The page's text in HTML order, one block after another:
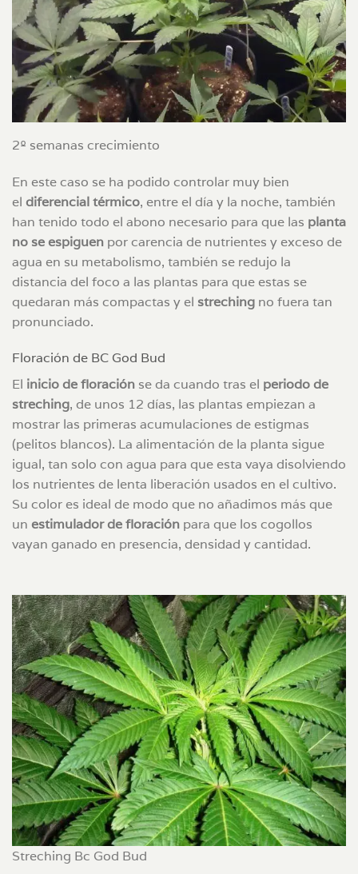
2º semanas crecimiento
En este caso se ha podido controlar muy bien
el diferencial térmico, entre el día y la noche, también
han tenido todo el abono necesario para que las planta
no se espiguen por carencia de nutrientes y exceso de
agua en su metabolismo, también se redujo la
distancia del foco a las plantas para que estas se
quedaran más compactas y el streching no fuera tan
pronunciado.
Floración de BC God Bud
El inicio de floración se da cuando tras el periodo de
streching, de unos 12 días, las plantas empiezan a
mostrar las primeras acumulaciones de estigmas
(pelitos blancos). La alimentación de la planta sigue
igual, tan solo con agua para que esta vaya disolviendo
los nutrientes de lenta liberación usados en el cultivo.
Su color es ideal de modo que no añadimos más que
un estimulador de floración para que los cogollos
vayan ganado en presencia, densidad y cantidad.
Streching Bc God Bud